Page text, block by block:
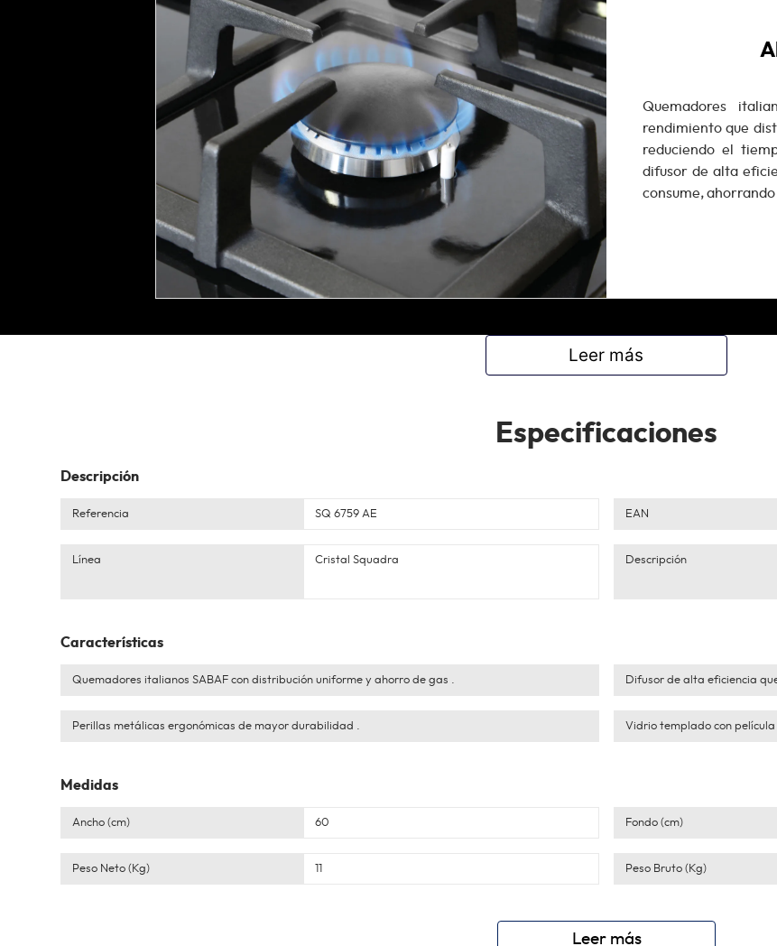
Quemadores
rendimiento que
reduciendo el
difusor de alta
consume, ahorrando
Leer más
Especificaciones
Descripción
Referencia SQ 6759 AE EAN
Línea Cristal Squadra Descripción
Características
Quemadores italianos SABAF con distribución uniforme y ahorro de gas . Difusor de alta eficiencia
Perillas metálicas ergonómicas de mayor durabilidad . Vidrio templado con
Medidas
Ancho (cm) 60 Fondo (cm)
Peso Neto (Kg) Peso Bruto (Kg)
Leer más